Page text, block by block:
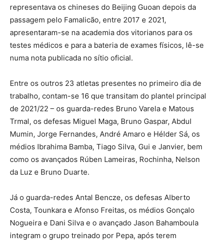
representava os chineses do Beijing Guoan depois da
passagem pelo Famalicão, entre 2017 e 2021,
apresentaram-se na academia dos vitorianos para os
testes médicos e para a bateria de exames físicos, lê-se
numa nota publicada no sítio oficial.
Entre os outros 23 atletas presentes no primeiro dia de
trabalho, contam-se 16 que transitam do plantel principal
de 2021/22 – os guarda-redes Bruno Varela e Matous
Trmal, os defesas Miguel Maga, Bruno Gaspar, Abdul
Mumin, Jorge Fernandes, André Amaro e Hélder Sá, os
médios Ibrahima Bamba, Tiago Silva, Gui e Janvier, bem
como os avançados Rúben Lameiras, Rochinha, Nelson
da Luz e Bruno Duarte.
Já o guarda-redes Antal Bencze, os defesas Alberto
Costa, Tounkara e Afonso Freitas, os médios Gonçalo
Nogueira e Dani Silva e o avançado Jason Bahamboula
integram o grupo treinado por Pepa, após terem